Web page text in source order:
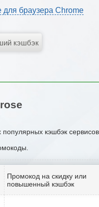
браузера Chrome
кэшбэк
Промокод на скидку или
повышенный кэшбэк